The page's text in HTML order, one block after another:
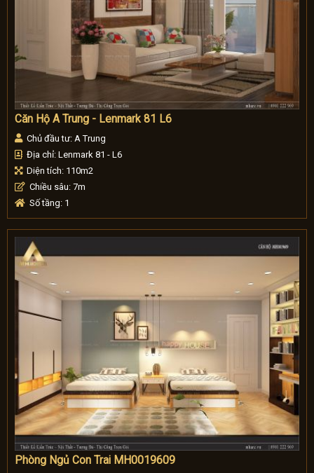
Căn Hộ A Trung - Lenmark 81 L6
Chủ đầu tư: A Trung
Địa chỉ: Lenmark 81 - L6
Diện tích: 110m2
Chiều sâu: 7m
Số tầng: 1
Phòng Ngủ Con Trai MH0019609